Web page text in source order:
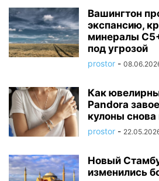
Вашингтон
экспансию,
минералы
под угрозой
prostor -
Как
Pandora
кулоны
prostor -
Новый
изменились